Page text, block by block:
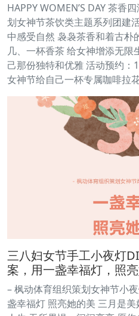
HAPPY WOMEN’S DAY 茶香
划女神节茶饮类主题系列团建
中感受自然 袅袅茶香和着古朴
几、一杯香茶 给女神增添无限
己那份独特和优雅 活动预约
女神节给自己一杯专属咖啡拉
三八妇女节手工小夜灯
案，用一盏幸福灯，照亮
– 枫动体育组织策划女神节小
盏幸福灯 照亮她的美 三月是